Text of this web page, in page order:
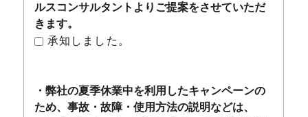
ルスコンサルタントよりご提案をさせていただ
きます。
承知しました。
・弊社の夏季休業中を利用したキャンペーンの
ため、事故・故障・使用方法の説明などは、